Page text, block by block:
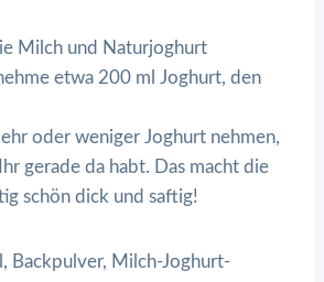
Milch und Naturjoghurt
etwa 200 ml Joghurt, den
oder weniger Joghurt nehmen,
gerade da habt. Das macht die
schön dick und saftig!
Backpulver, Milch-Joghurt-